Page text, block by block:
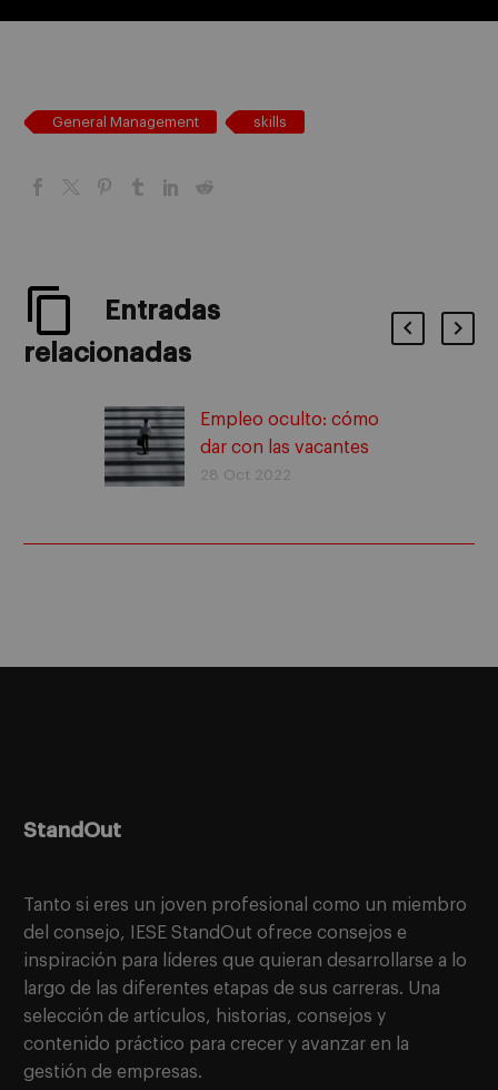
General Management skills
Entradas
relacionadas
Empleo oculto: cómo
dar con las vacantes
que no se publicitan
28 Oct 2022
StandOut
Tanto si eres un joven profesional como un miembro
del consejo, IESE StandOut ofrece consejos e
inspiración para líderes que quieran desarrollarse a lo
largo de las diferentes etapas de sus carreras. Una
selección de artículos, historias, consejos y
contenido práctico para crecer y avanzar en la
gestión de empresas.